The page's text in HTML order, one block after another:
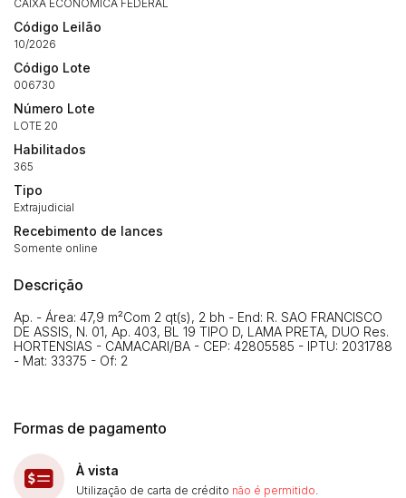
CAIXA ECONOMICA FEDERAL
Código Leilão
10/2026
Código Lote
006730
Número Lote
LOTE 20
Habilitados
365
Tipo
Extrajudicial
Recebimento de lances
Somente online
Descrição
Ap. - Área: 47,9 m²Com 2 qt(s), 2 bh - End: R. SAO FRANCISCO
DE ASSIS, N. 01, Ap. 403, BL 19 TIPO D, LAMA PRETA, DUO Res.
HORTENSIAS - CAMACARI/BA - CEP: 42805585 - IPTU: 2031788
- Mat: 33375 - Of: 2
Formas de pagamento
À vista
Utilização de carta de crédito não é permitido
Envie sua Proposta
(Art. 895, CPC)
Habilite-se para efetuar lances ou
propostas